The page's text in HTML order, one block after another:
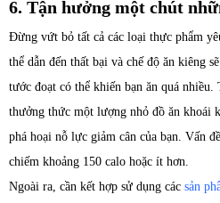
6. Tận hưởng một chút
Đừng vứt bỏ tất cả các loại thực phẩm
thể dẫn đến thất bại và chế độ ăn kiêng
tước đoạt có thể khiến bạn ăn quá
thưởng thức một lượng nhỏ đồ ăn khoái
phá hoại nỗ lực giảm cân của bạn. Vấn
chiếm khoảng 150 calo hoặc ít hơn.
Ngoài ra, cần kết hợp sử dụng các sản